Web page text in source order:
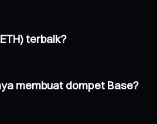
terbaik?
membuat dompet Base?